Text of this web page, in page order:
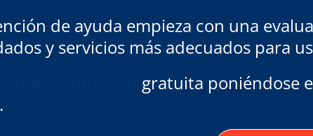
de ayuda empieza con una
y servicios más adecuados para
gratuita poniéndose